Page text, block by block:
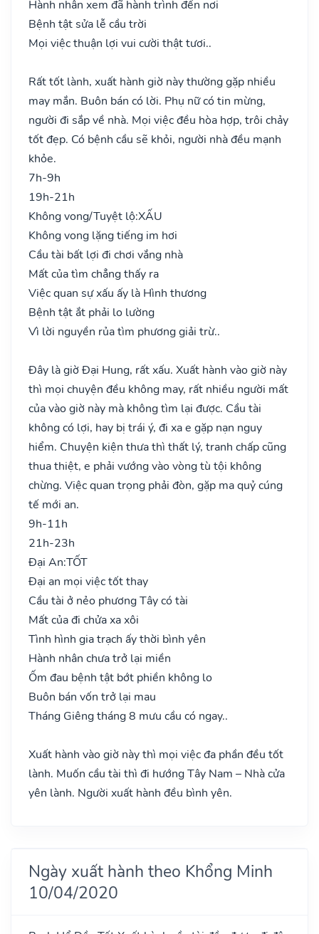
Hành nhân xem đã hành trình đến nơi
Bệnh tật sửa lễ cầu trời
Mọi việc thuận lợi vui cười thật tươi..
Rất tốt lành, xuất hành giờ này thường gặp nhiều
may mắn. Buôn bán có lời. Phụ nữ có tin mừng,
người đi sắp về nhà. Mọi việc đều hòa hợp, trôi chảy
tốt đẹp. Có bệnh cầu sẽ khỏi, người nhà đều mạnh
khỏe.
7h-9h
19h-21h
Không vong/Tuyệt lộ:XẤU
Không vong lặng tiếng im hơi
Cầu tài bất lợi đi chơi vắng nhà
Mất của tìm chẳng thấy ra
Việc quan sự xấu ấy là Hình thương
Bệnh tật ắt phải lo lường
Vì lời nguyền rủa tìm phương giải trừ..
Đây là giờ Đại Hung, rất xấu. Xuất hành vào giờ này
thì mọi chuyện đều không may, rất nhiều người mất
của vào giờ này mà không tìm lại được. Cầu tài
không có lợi, hay bị trái ý, đi xa e gặp nạn nguy
hiểm. Chuyện kiện thưa thì thất lý, tranh chấp cũng
thua thiệt, e phải vướng vào vòng tù tội không
chừng. Việc quan trọng phải đòn, gặp ma quỷ cúng
tế mới an.
9h-11h
21h-23h
Đại An:TỐT
Đại an mọi việc tốt thay
Cầu tài ở nẻo phương Tây có tài
Mất của đi chửa xa xôi
Tình hình gia trạch ấy thời bình yên
Hành nhân chưa trở lại miền
Ốm đau bệnh tật bớt phiền không lo
Buôn bán vốn trở lại mau
Tháng Giêng tháng 8 mưu cầu có ngay..
Xuất hành vào giờ này thì mọi việc đa phần đều tốt
lành. Muốn cầu tài thì đi hướng Tây Nam – Nhà cửa
yên lành. Người xuất hành đều bình yên.
Ngày xuất hành theo Khổng Minh
10/04/2020